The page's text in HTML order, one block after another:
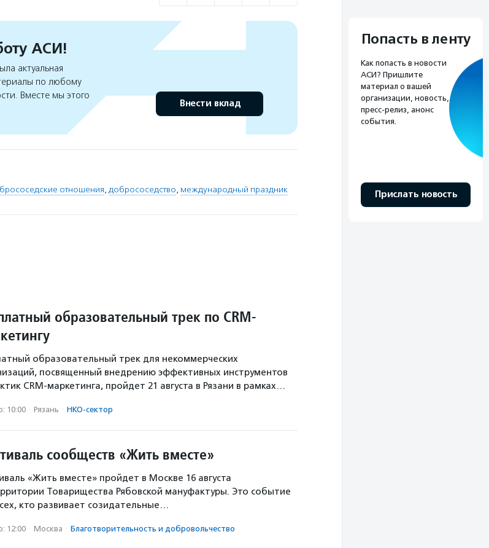
АСИ!
актуальная
по любому
Вместе мы этого
Внести вклад
отношения, добрососедство, международный праздник
образовательный трек по CRM-
образовательный трек для некоммерческих
посвященный внедрению эффективных инструментов
CRM-маркетинга, пройдет 21 августа в Рязани в рамках…
10:00 · Рязань · НКО-сектор
сообществ «Жить вместе»
«Жить вместе» пройдет в Москве 16 августа
Товарищества Рябовской мануфактуры. Это событие
кто развивает созидательные…
12:00 · Москва · Благотвори­тель­ность и доброволь­чест­во
Попасть в ленту
Как попасть в новости
АСИ? Пришлите
материал о вашей
организации, новость,
пресс-релиз, анонс
события.
Прислать новость